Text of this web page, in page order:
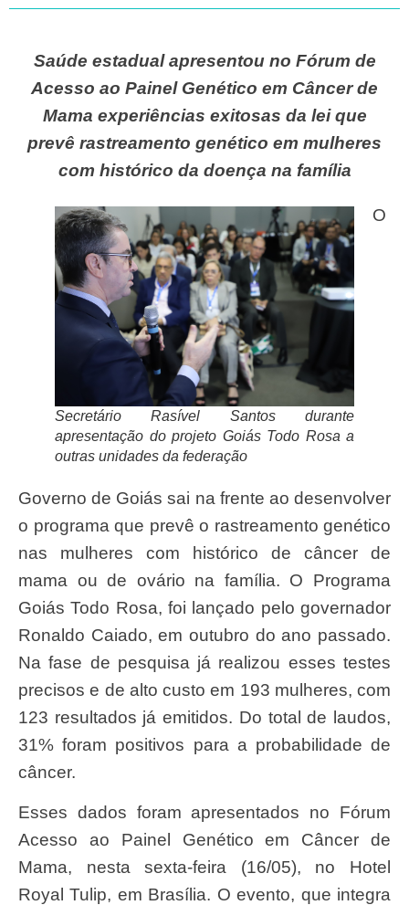
Saúde estadual apresentou no Fórum de
Acesso ao Painel Genético em Câncer de
Mama experiências exitosas da lei que
prevê rastreamento genético em mulheres
com histórico da doença na família
Secretário Rasível Santos durante
apresentação do projeto Goiás Todo Rosa a
outras unidades da federação
O
Governo de Goiás sai na frente ao desenvolver
o programa que prevê o rastreamento genético
nas mulheres com histórico de câncer de
mama ou de ovário na família. O Programa
Goiás Todo Rosa, foi lançado pelo governador
Ronaldo Caiado, em outubro do ano passado.
Na fase de pesquisa já realizou esses testes
precisos e de alto custo em 193 mulheres, com
123 resultados já emitidos. Do total de laudos,
31% foram positivos para a probabilidade de
câncer.
Esses dados foram apresentados no Fórum
Acesso ao Painel Genético em Câncer de
Mama, nesta sexta-feira (16/05), no Hotel
Royal Tulip, em Brasília. O evento, que integra